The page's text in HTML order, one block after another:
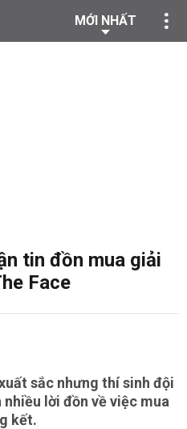
MỚI NHẤT
tin đồn mua giải
Face
sắc nhưng thí sinh đội
lời đồn về việc mua
kết.